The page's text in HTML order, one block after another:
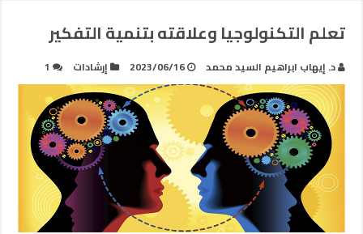
تعلم التكنولوجيا وعلاقته بتنمية التفكير
د. إيهاب ابراهيم السيد محمد 2023/06/16 إرشادات 1